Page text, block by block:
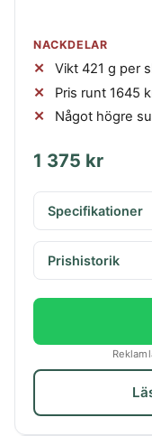
NACKDELAR
Vikt 421 g per
Pris runt 1645
Något högre
1 375 kr
Specifikationer
Prishistorik